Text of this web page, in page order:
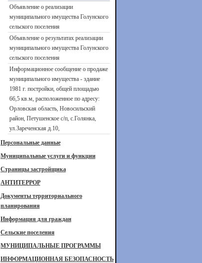
Объявление о реализации
муниципального имущества Голунского
сельского поселения
Объявление о результатах реализации
муниципального имущества Голунского
сельского поселения
Информационное сообщение о продаже
муниципального имущества - здание
1981 г. постройки, общей площадью
66,5 кв.м, расположенное по адресу:
Орловская область, Новосильский
район, Петушенское с/п, с.Голянка,
ул.Зареченская д.10,
Персональные данные
Муниципальные услуги и функции
Страницы застройщика
АНТИТЕРРОР
Документы территориального
планирования
Информация для граждан
Сельские поселения
МУНИЦИПАЛЬНЫЕ ПРОГРАММЫ
ИНФОРМАЦИОННАЯ БЕЗОПАСНОСТЬ